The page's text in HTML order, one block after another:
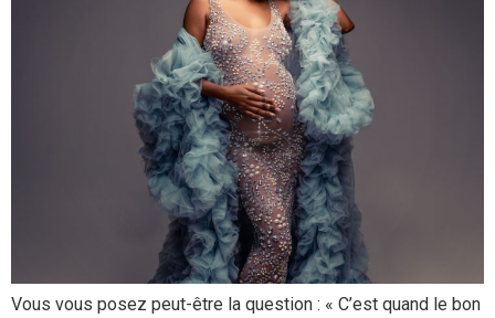
Vous vous posez peut-être la question : « C’est quand le bon